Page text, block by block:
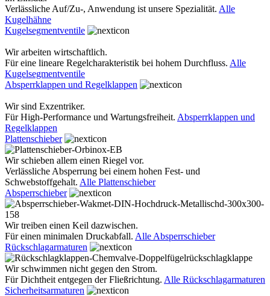
Verlässliche Auf/Zu-, Anwendung ist unsere Spezialität. Alle
Kugelhähne
Kugelsegmentventile
Wir arbeiten wirtschaftlich.
Für eine lineare Regelcharakteristik bei hohem Durchfluss. Alle
Kugelsegmentventile
Absperrklappen und Regelklappen
Wir sind Exzentriker.
Für High-Performance und Wartungsfreiheit. Absperrklappen und
Regelklappen
Plattenschieber
Wir schieben allem einen Riegel vor.
Verlässliche Absperrung bei einem hohen Fest- und
Schwebstoffgehalt. Alle Plattenschieber
Absperrschieber
Wir treiben einen Keil dazwischen.
Für einen minimalen Druckabfall. Alle Absperrschieber
Rückschlagarmaturen
Wir schwimmen nicht gegen den Strom.
Für Dichtheit entgegen der Fließrichtung. Alle Rückschlagarmaturen
Sicherheitsarmaturen